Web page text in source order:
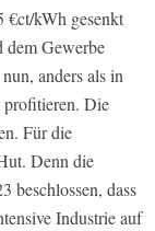
€ct/kWh gesenkt
dem Gewerbe
anders als in
profitieren. Die
Für die
Denn die
beschlossen, dass
Industrie auf